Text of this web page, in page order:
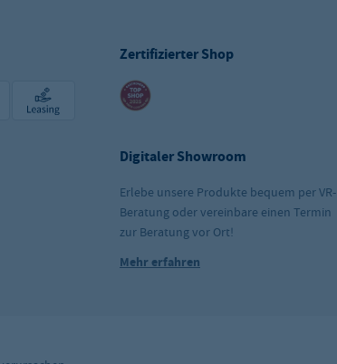
Zertifizierter Shop
Digitaler Showroom
Erlebe unsere Produkte bequem per VR-
Beratung oder vereinbare einen Termin
zur Beratung vor Ort!
Mehr erfahren